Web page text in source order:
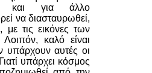
και για άλλο
να διασταυρωθεί,
τις εικόνες των
καλό είναι
υπάρχουν αυτές οι
υπάρχει κόσμος